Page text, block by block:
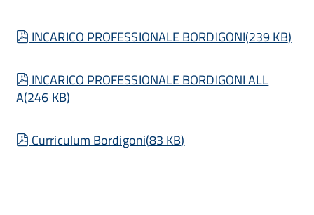
pdf
INCARICO PROFESSIONALE BORDIGONI(239 KB)
pdf
INCARICO PROFESSIONALE BORDIGONI ALL
A(246 KB)
pdf
Curriculum Bordigoni(83 KB)